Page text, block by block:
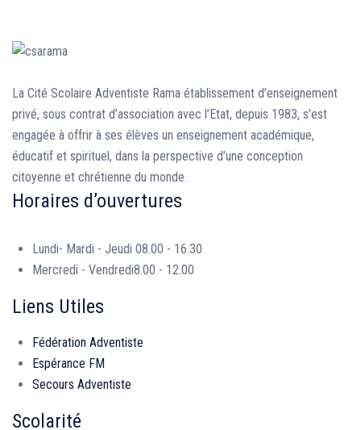
La Cité Scolaire Adventiste Rama établissement d’enseignement
privé, sous contrat d’association avec l’Etat, depuis 1983, s’est
engagée à offrir à ses élèves un enseignement académique,
éducatif et spirituel, dans la perspective d’une conception
citoyenne et chrétienne du monde.
Horaires d’ouvertures
Lundi- Mardi - Jeudi 08.00 - 16.30
Mercredi - Vendredi8.00 - 12.00
Liens Utiles
Fédération Adventiste
Espérance FM
Secours Adventiste
Scolarité